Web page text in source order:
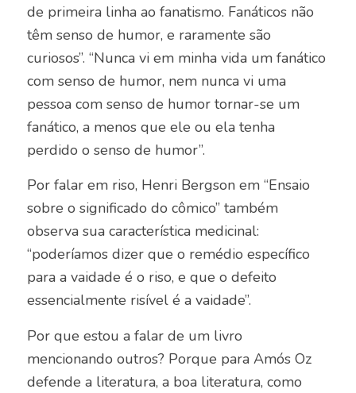
de primeira linha ao fanatismo. Fanáticos não
têm senso de humor, e raramente são
curiosos”. “Nunca vi em minha vida um fanático
com senso de humor, nem nunca vi uma
pessoa com senso de humor tornar-se um
fanático, a menos que ele ou ela tenha
perdido o senso de humor”.
Por falar em riso, Henri Bergson em “Ensaio
sobre o significado do cômico” também
observa sua característica medicinal:
“poderíamos dizer que o remédio específico
para a vaidade é o riso, e que o defeito
essencialmente risível é a vaidade”.
Por que estou a falar de um livro
mencionando outros? Porque para Amós Oz
defende a literatura, a boa literatura, como